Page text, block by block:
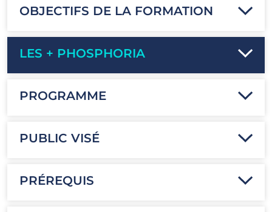
OBJECTIFS DE LA FORMATION
LES + PHOSPHORIA
PROGRAMME
PUBLIC VISÉ
PRÉREQUIS